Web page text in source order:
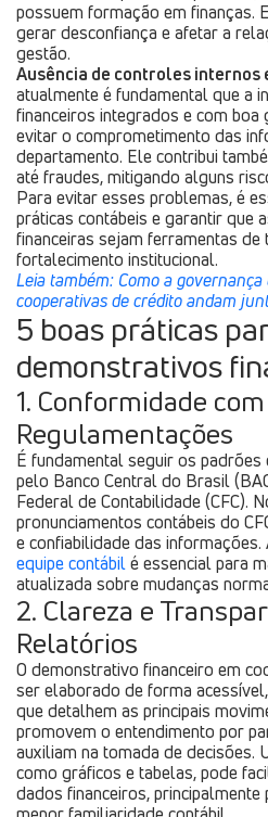
possuem formação em finanças.
gerar desconfiança e afetar a
gestão.
Ausência de controles
atualmente é fundamental que a
financeiros integrados e com boa
evitar o comprometimento das
departamento. Ele contribui
até fraudes, mitigando alguns
Para evitar esses problemas, é
práticas contábeis e garantir que
financeiras sejam ferramentas de
fortalecimento institucional.
Leia também: Como a
cooperativas de crédito andam
5 boas práticas
demonstrativos
1. Conformidade
Regulamentações
É fundamental seguir os padrões
pelo Banco Central do Brasil
Federal de Contabilidade (CFC).
pronunciamentos contábeis do
e confiabilidade das informações.
equipe contábilé essencial para
atualizada sobre mudanças
2. Clareza e
Relatórios
O demonstrativo financeiro em
ser elaborado de forma
que detalhem as principais
promovem o entendimento por
auxiliam na tomada de decisões.
como gráficos e tabelas, pode
dados financeiros,